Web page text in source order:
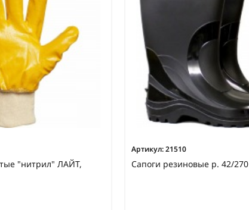
"нитрил" ЛАЙТ,
Артикул:21510
Сапоги резиновые р. 42/270